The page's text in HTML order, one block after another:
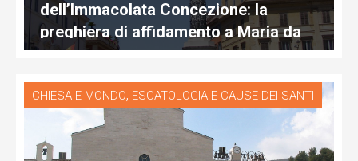
dell’Immacolata Concezione: la
preghiera di affidamento a Maria da
recitare in famiglia
CHIESA E MONDO, ESCATOLOGIA E CAUSE DEI SANTI